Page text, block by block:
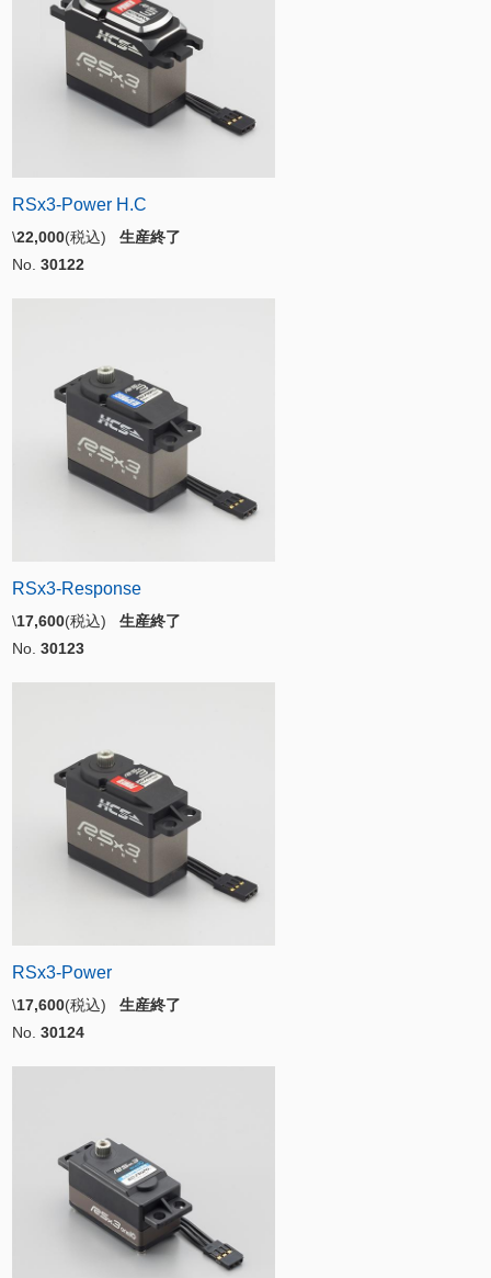
RSx3-Power H.C
\22,000(税込) 生産終了
No. 30122
RSx3-Response
\17,600(税込) 生産終了
No. 30123
RSx3-Power
\17,600(税込) 生産終了
No. 30124